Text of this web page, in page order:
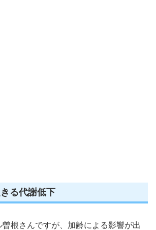
る代謝低下
根さんですが、加齢による影響が出